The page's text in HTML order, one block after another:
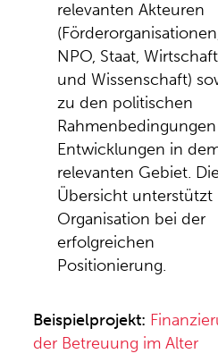
relevanten Akteuren
NPO, Staat, Wirtschaft
und Wissenschaft)
zu den politischen
Entwicklungen in
relevanten Gebiet.
Übersicht unterstützt
Organisation bei der
erfolgreichen
Positionierung.
Beispielprojekt:
der Betreuung im Alter